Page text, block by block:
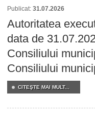
Publicat: 31.07.2026
Autoritatea
data de
Consiliului
Consiliului
CITEŞTE MAI MULT...